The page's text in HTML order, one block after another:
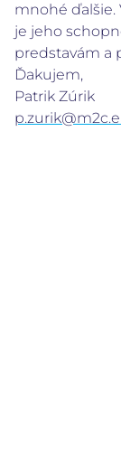
mnohé ďalšie.
je jeho
predstavám a
Ďakujem,
Patrik Zúrik